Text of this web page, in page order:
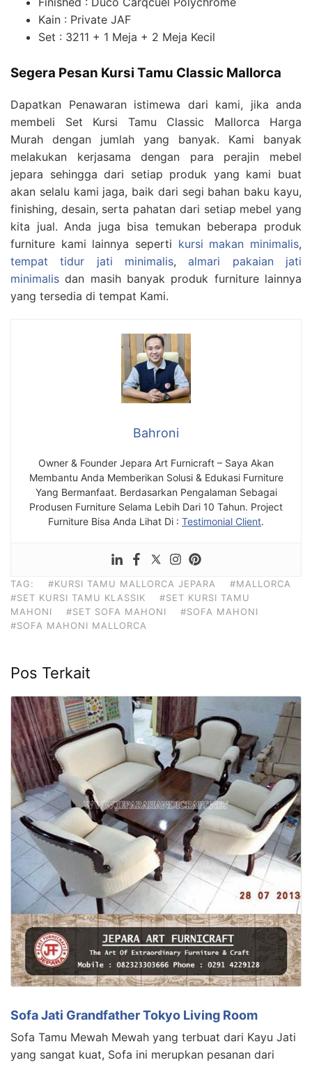
Kain : Private JAF
Set : 3211 + 1 Meja + 2 Meja Kecil
Segera Pesan Kursi Tamu Classic Mallorca
Dapatkan Penawaran istimewa dari kami, jika anda
membeli Set Kursi Tamu Classic Mallorca Harga
Murah dengan jumlah yang banyak. Kami banyak
melakukan kerjasama dengan para perajin mebel
jepara sehingga dari setiap produk yang kami buat
akan selalu kami jaga, baik dari segi bahan baku kayu,
finishing, desain, serta pahatan dari setiap mebel yang
kita jual. Anda juga bisa temukan beberapa produk
furniture kami lainnya seperti kursi makan minimalis,
tempat tidur jati minimalis,almari pakaian jati
minimalis dan masih banyak produk furniture lainnya
yang tersedia di tempat Kami.
Bahroni
Owner & Founder Jepara Art Furnicraft – Saya Akan
Membantu Anda Memberikan Solusi & Edukasi Furniture
Yang Bermanfaat. Berdasarkan Pengalaman Sebagai
Produsen Furniture Selama Lebih Dari 10 Tahun. Project
Furniture Bisa Anda Lihat Di : Testimonial Client.
TAG: #KURSI TAMU MALLORCA JEPARA
#MALLORCA
#SET KURSI TAMU KLASSIK
#SET KURSI TAMU
MAHONI
#SET SOFA MAHONI
#SOFA MAHONI
#SOFA MAHONI MALLORCA
Pos Terkait
Sofa Jati Grandfather Tokyo Living Room
Sofa Tamu Mewah Mewah yang terbuat dari Kayu Jati
yang sangat kuat, Sofa ini merupkan pesanan dari